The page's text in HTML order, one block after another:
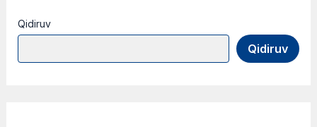
Qidiruv
Qidiruv